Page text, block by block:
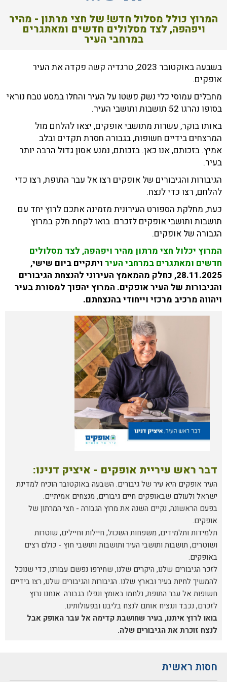
המרוץ כולל מסלול חדש! של חצי מרתון - מהיר
ויפהפה, לצד מסלולים חדשים ומאתגרים
במרחבי העיר
בשבעה באוקטובר 2023, טרגדיה קשה פקדה את העיר
אופקים.
מחבלים עמוסי כלי נשק פשטו על העיר והחלו במסע טבח נוראי
בסופו נהרגו 52 תושבות ותושבי העיר.
באותו בוקר, עשרות מתושבי אופקים, יצאו להלחם מול
המרצחים בידיים חשופות, בגבורה חסרת תקדים ובלב
אמיץ. בזכותם, אנו כאן. בזכותם, נמנע אסון גדול הרבה יותר
בעיר.
הגיבורות והגיבורים של אופקים רצו אל עבר התופת, רצו כדי
להלחם, רצו כדי לנצח.
כעת, מחלקת הספורט העירונית מזמינה אתכם לרוץ יחד עם
תושבות ותושבי אופקים לזכרם. בואו לקחת חלק במרוץ
הגבורה של אופקים.
המרוץ יכלול חצי מרתון מהיר ויפהפה, לצד מסלולים
חדשים ומאתגרים במרחבי העיר ויתקיים ביום שישי,
28.11.2025, כחלק מהמאמץ העירוני להנצחת הגיבורים
והגיבורות של העיר אופקים. המרוץ יהפוך למסורת בעיר
ויהווה מרכיב מרכזי וייחודי בהנצחתם.
דבר ראש עיריית אופקים - איציק דנינו:
העיר אופקים היא עיר של גיבורים. השבעה באוקטובר הוכיח למדינת
ישראל ולעולם שבאופקים חיים גיבורים, מנצחים אמיתיים.
בפעם הראשונה, נקיים השנה את מרוץ הגבורה - חצי המרתון של
אופקים.
תלמידות ותלמידים, משפחות השכול, חיילות וחיילים, שוטרות
ושוטרים, תושבות ותושבי העיר ותושבות ותושבי חוץ - כולם רצים
באופקים.
לזכר הגיבורים שלנו, היקרים שלנו, שחירפו נפשם עבורנו, כדי שנוכל
להמשיך לחיות בעיר ובארץ שלנו. הגיבורות והגיבורים שלנו, רצו בידיים
חשופות אל עבר התופת, נלחמו באומץ ונפלו בגבורה. אנחנו נרוץ
לזכרם, נכבד וננציח אותם לנצח בליבנו ובפעולותינו.
בואו לרוץ איתנו, בעיר שחושבת קדימה אל עבר האופק אבל
לנצח זוכרת את הגיבורים שלה.
חסות ראשית